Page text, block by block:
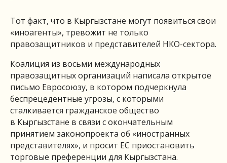
Тот факт, что в Кыргызстане могут появиться свои
«иноагенты», тревожит не только
правозащитников и представителей НКО-сектора.
Коалиция из восьми международных
правозащитных организаций написала открытое
письмо Евросоюзу, в котором подчеркнула
беспрецедентные угрозы, с которыми
сталкивается гражданское общество
в Кыргызстане в связи с окончательным
принятием законопроекта об «иностранных
представителях», и просит ЕС приостановить
торговые преференции для Кыргызстана.